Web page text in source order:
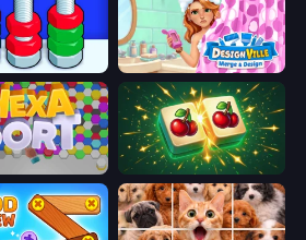
Designville: Merge & Design
Mahjong Puzzle: Tile Match